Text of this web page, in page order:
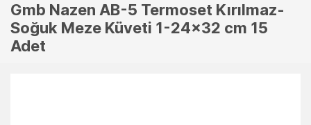
Gmb Nazen AB-5 Termoset Kırılmaz-
Soğuk Meze Küveti 1-24x32 cm 15
Adet